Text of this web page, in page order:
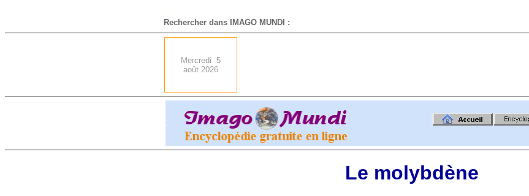
-
Rechercher dans IMAGO MUNDI :
Mercredi 5
août 2026
.
-
Le molybdène